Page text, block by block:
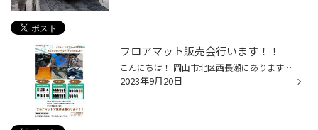
フロアマット販売会行います！！
こんにちは！ 岡山市北区西長瀬にあります タイヤ館岡山西長瀬店の山形です！ いつも当店のWEBページをご覧いただきありがとうございます！ 9月30日～10月1日までタスカル フロアマット販売会を開催いたします！ 生地やふちのカラーをお好きに選択していただき自分だけのオリジナルフロアマットを作...
2023年9月20日